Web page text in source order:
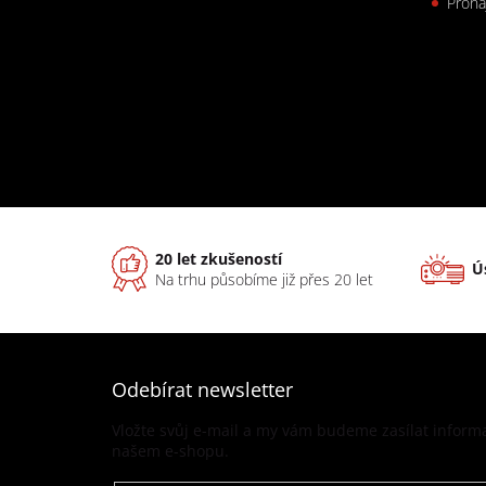
20 let zkušeností
Na trhu působíme již přes 20 let
Odebírat newsletter
Vložte svůj e-mail a my vám budeme zasílat
našem e-shopu.